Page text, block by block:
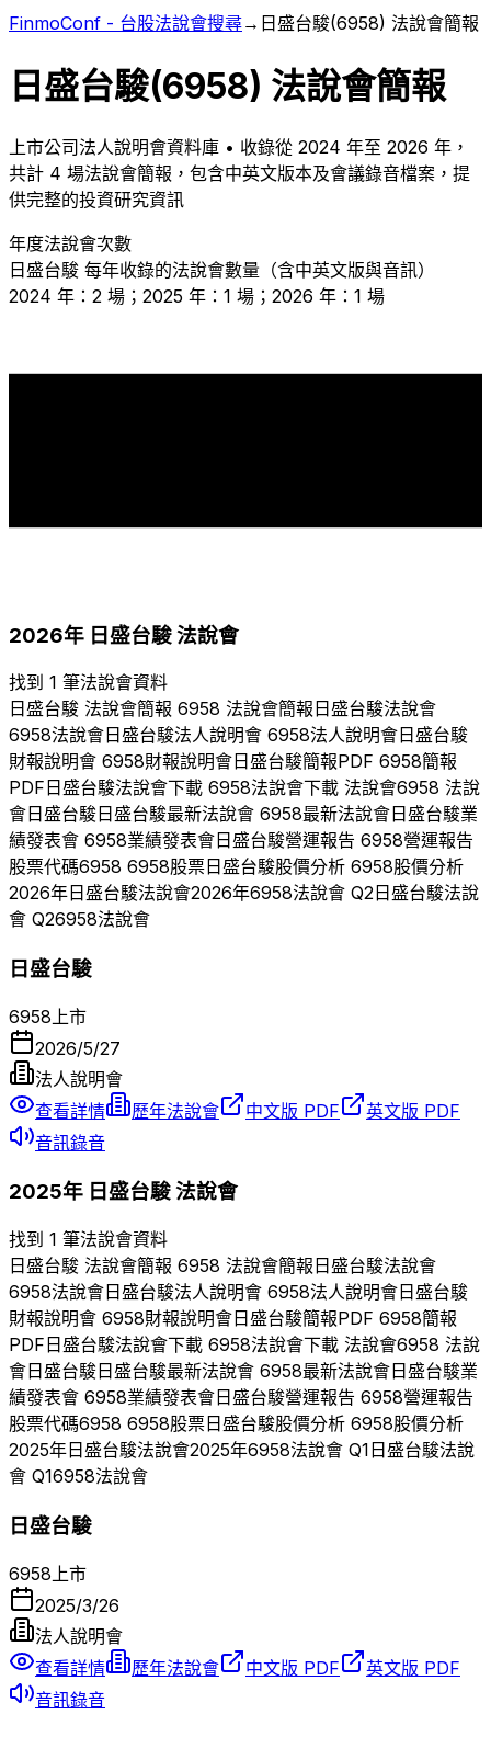
FinmoConf - 台股法說會搜尋→ 日盛台駿(6958) 法說會簡報
日盛台駿(6958) 法說會簡報
上市公司法人說明會資料庫 • 收錄從 2024 年至 2026 年，
共計 4 場法說會簡報，包含中英文版本及會議錄音檔案，提
供完整的投資研究資訊
年度法說會次數
日盛台駿 每年收錄的法說會數量（含中英文版與音訊）
2024 年：2 場；2025 年：1 場；2026 年：1 場
2026年 日盛台駿法說會
找到 1 筆法說會資料
日盛台駿 法說會簡報 6958 法說會簡報 日盛台駿法說會
6958法說會 日盛台駿法人說明會 6958法人說明會 日盛台駿
財報說明會 6958財報說明會 日盛台駿簡報PDF 6958簡報
PDF 日盛台駿法說會下載 6958法說會下載 法說會6958 法說
會 日盛台駿 日盛台駿最新法說會 6958最新法說會 日盛台駿業
績發表會 6958業績發表會 日盛台駿營運報告 6958營運報告
股票代碼6958 6958股票 日盛台駿股價分析 6958股價分析
2026年 日盛台駿法說會2026年6958法說會 Q2 日盛台駿法說
會 Q26958法說會
日盛台駿
6958 上市
2026/5/27
法人說明會
查看詳情
歷年法說會 中文版 PDF
英文版 PDF
音訊錄音
2025年 日盛台駿法說會
找到 1 筆法說會資料
日盛台駿 法說會簡報 6958 法說會簡報 日盛台駿法說會
6958法說會 日盛台駿法人說明會 6958法人說明會 日盛台駿
財報說明會 6958財報說明會 日盛台駿簡報PDF 6958簡報
PDF 日盛台駿法說會下載 6958法說會下載 法說會6958 法說
會 日盛台駿 日盛台駿最新法說會 6958最新法說會 日盛台駿業
績發表會 6958業績發表會 日盛台駿營運報告 6958營運報告
股票代碼6958 6958股票 日盛台駿股價分析 6958股價分析
2025年 日盛台駿法說會2025年6958法說會 Q1 日盛台駿法說
會 Q16958法說會
日盛台駿
6958 上市
2025/3/26
法人說明會
查看詳情
歷年法說會 中文版 PDF
英文版 PDF
音訊錄音